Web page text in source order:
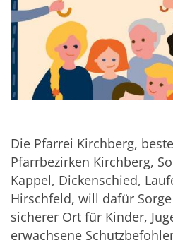
Die Pfarrei Kirchberg,
Pfarrbezirken Kirchberg,
Kappel, Dickenschied,
Hirschfeld, will dafür
sicherer Ort für Kinder,
erwachsene